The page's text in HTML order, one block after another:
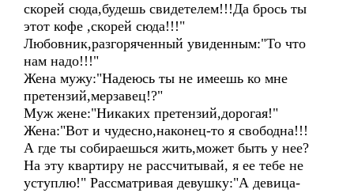
скорей сюда,будешь свидетелем!!!Да брось ты
этот кофе ,скорей сюда!!!"
Любовник,разгоряченный увиденным:"То что
нам надо!!!"
Жена мужу:"Надеюсь ты не имеешь ко мне
претензий,мерзавец!?"
Муж жене:"Никаких претензий,дорогая!"
Жена:"Вот и чудесно,наконец-то я свободна!!!
А где ты собираешься жить,может быть у нее?
На эту квартиру не рассчитывай, я ее тебе не
уступлю!" Рассматривая девушку:"А девица-